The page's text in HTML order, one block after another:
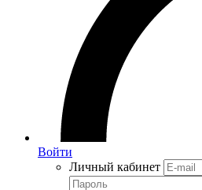
Войти
Личный кабинет